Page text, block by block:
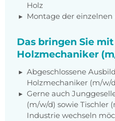
Holz
Montage der
Das bringen Sie
Holzmechaniker
Abgeschlossene
Holzmechaniker (m/w/
Gerne auch
(m/w/d) sowie Tischler
Industrie wechseln